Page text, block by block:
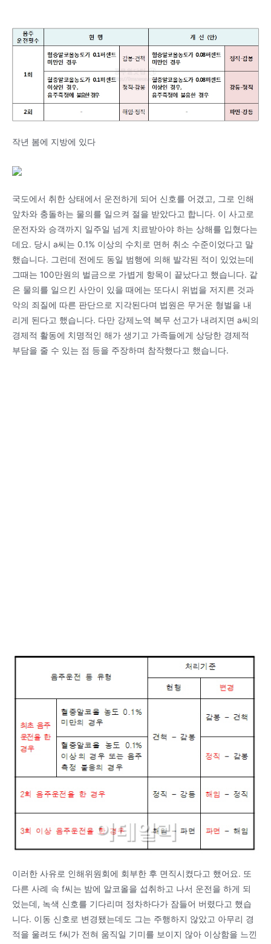
작년 봄에 지방에 있다
국도에서 취한 상태에서 운전하게 되어 신호를 어겼고, 그로 인해
앞차와 충돌하는 물의를 일으켜 절을 받았다고 합니다. 이 사고로
운전자와 승객까지 일주일 넘게 치료받아야 하는 상해를 입혔다는
데요. 당시 a씨는 0.1% 이상의 수치로 면허 취소 수준이었다고 말
했습니다. 그런데 전에도 동일 범행에 의해 발각된 적이 있었는데
그때는 100만원의 벌금으로 가볍게 항목이 끝났다고 했습니다. 같
은 물의를 일으킨 사안이 있을 때에는 또다시 위법을 저지른 것과
악의 죄질에 따른 판단으로 지각된다며 법원은 무거운 형벌을 내
리게 된다고 했습니다. 다만 강제노역 복무 선고가 내려지면 a씨의
경제적 활동에 치명적인 해가 생기고 가족들에게 상당한 경제적
부담을 줄 수 있는 점 등을 주장하며 참작했다고 했습니다.
이러한 사유로 인해위원회에 회부한 후 면직시켰다고 했어요. 또
다른 사례 속 f씨는 밤에 알코올을 섭취하고 나서 운전을 하게 되
었는데, 녹색 신호를 기다리며 정차하다가 잠들어 버렸다고 했습
니다. 이동 신호로 변경됐는데도 그는 주행하지 않았고 아무리 경
적을 울려도 f씨가 전혀 움직일 기미를 보이지 않아 이상함을 느낀